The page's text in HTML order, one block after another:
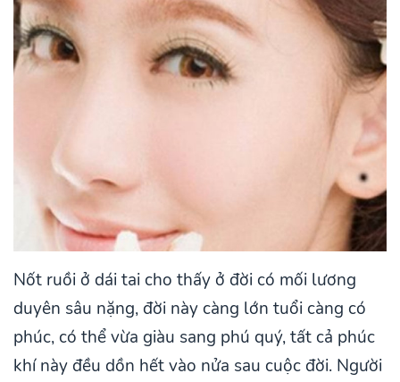
Nốt ruồi ở dái tai cho thấy ở đời có mối lương
duyên sâu nặng, đời này càng lớn tuổi càng có
phúc, có thể vừa giàu sang phú quý, tất cả phúc
khí này đều dồn hết vào nửa sau cuộc đời. Người